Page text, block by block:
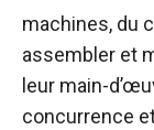
machines, du
assembler et
leur main-
concurrence